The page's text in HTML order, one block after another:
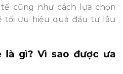
cũng như cách lựa chọn
tối ưu hiệu quả đầu tư lâu
là gì? Vì sao được ưa